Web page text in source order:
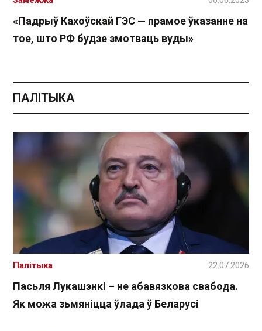
«Падрыў Кахоўскай ГЭС — прамое ўказанне на
тое, што РФ будзе змотваць вуды»
ПАЛІТЫКА
Пасьля Лукашэнкі – не абавязкова свабода.
Як можа зьмяніцца ўлада ў Беларусі
Палітыка 22.07.2026